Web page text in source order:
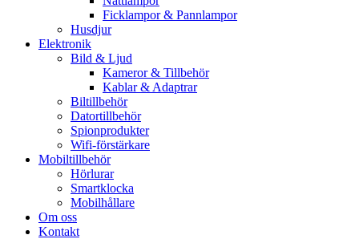
Ficklampor & Pannlampor
Husdjur
Elektronik
Bild & Ljud
Kameror & Tillbehör
Kablar & Adaptrar
Biltillbehör
Datortillbehör
Spionprodukter
Wifi-förstärkare
Mobiltillbehör
Hörlurar
Smartklocka
Mobilhållare
Om oss
Kontakt